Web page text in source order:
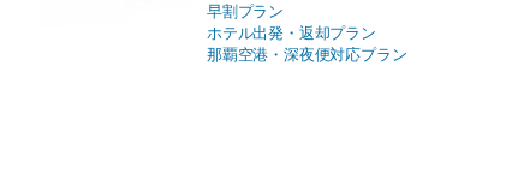
早割プラン
ホテル出発・返却プラン
那覇空港・深夜便対応プラン